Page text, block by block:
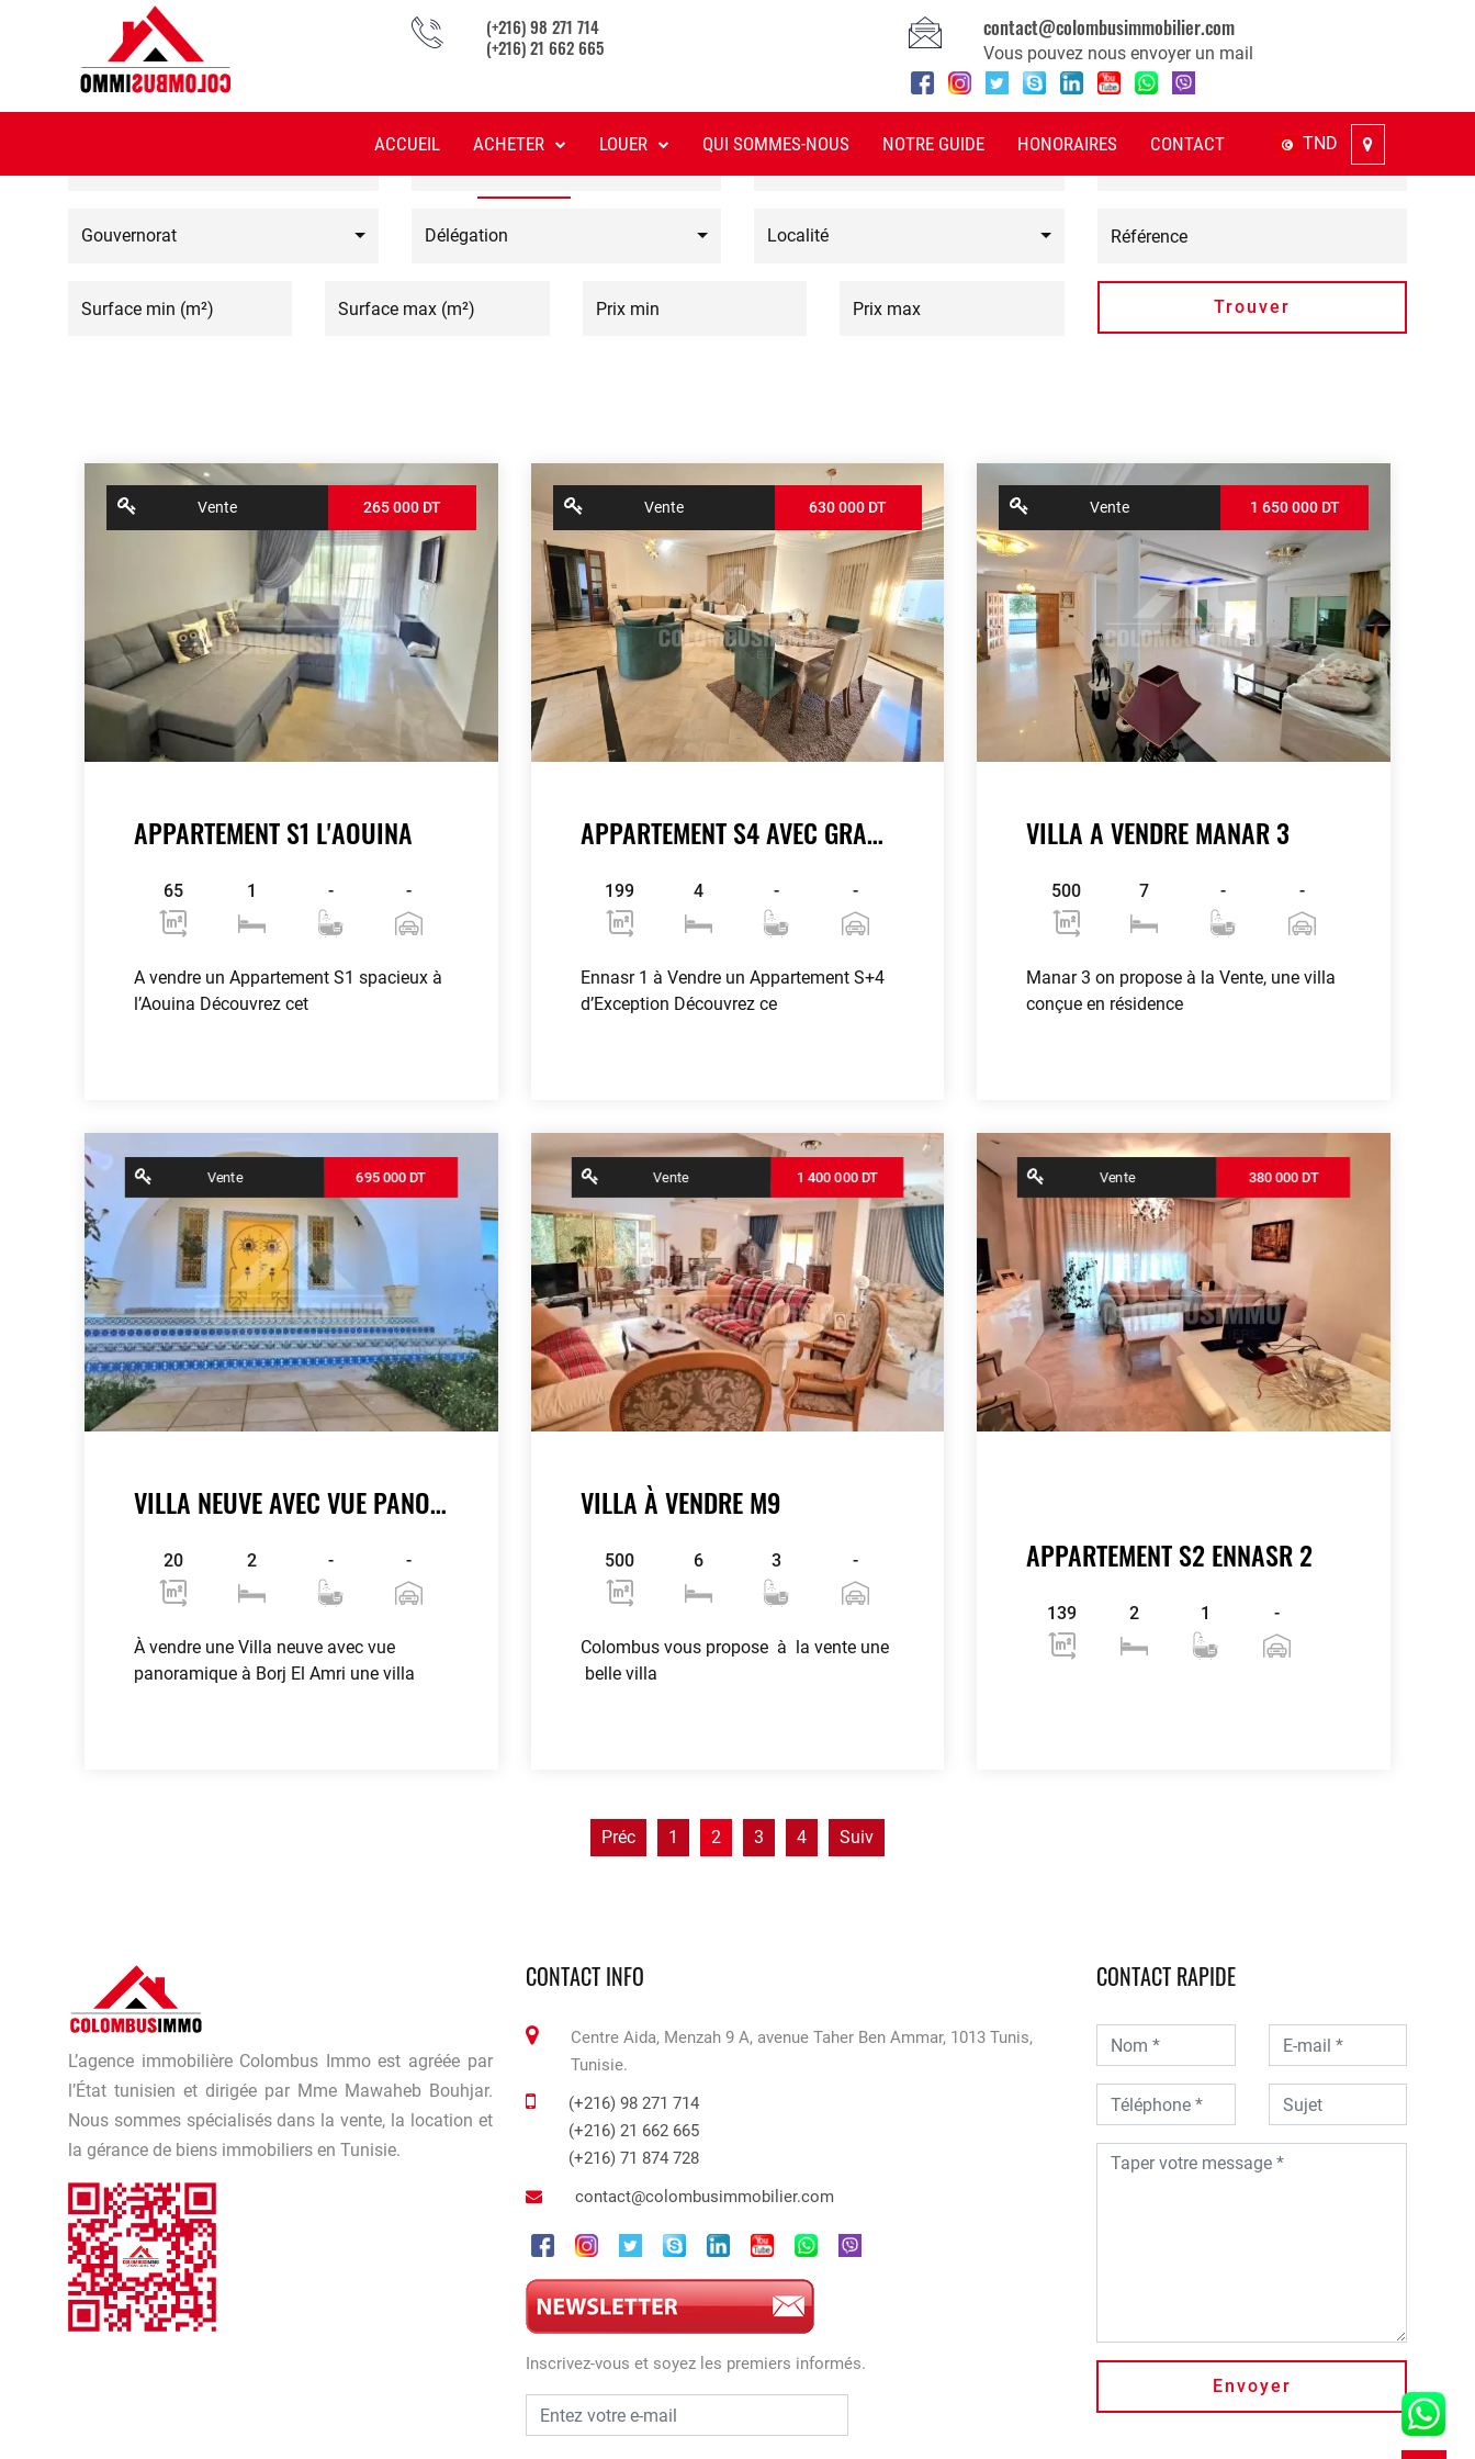
(+216) 98 271 714
(+216) 21 662 665
contact@colombusimmobilier.com
Vous pouvez nous envoyer un mail
ACCUEIL ACHETER LOUER QUI SOMMES-NOUS NOTRE GUIDE HONORAIRES CONTACT TND
LISTE DES BIENS À VENDRE
Gouvernorat Délégation Localité
Trouver
Vente 265 000 DT
APPARTEMENT S1 L'AOUINA
65 1 - -
A vendre un Appartement S1 spacieux à
l’Aouina Découvrez cet
Leaflet
| ©
OpenStreetMap
contributors
Vente 630 000 DT
APPARTEMENT S4 AVEC GRANDE TERRASSE
199 4 - -
Ennasr 1 à Vendre un Appartement S+4
d’Exception Découvrez ce
Vente 1 650 000 DT
VILLA A VENDRE MANAR 3
500 7 - -
Manar 3 on propose à la Vente, une villa
conçue en résidence
Leaflet
| ©
OpenStreetMap
contributors
Vente 695 000 DT
VILLA NEUVE AVEC VUE PANORAMIQUE À BORJ EL AMRI
20 2 - -
À vendre une Villa neuve avec vue
panoramique à Borj El Amri une villa
Vente 1 400 000 DT
VILLA À VENDRE M9
500 6 3 -
Colombus vous propose à la vente une
belle villa
Leaflet
| ©
OpenStreetMap
contributors
Vente 380 000 DT
APPARTEMENT S2 ENNASR 2
139 2 1 -
Préc 1 2 3 4 Suiv
L’agence immobilière Colombus Immo est agréée par
l’État tunisien et dirigée par Mme Mawaheb Bouhjar.
Nous sommes spécialisés dans la vente, la location et
la gérance de biens immobiliers en Tunisie.
CONTACT INFO
Centre Aida, Menzah 9 A, avenue Taher Ben Ammar, 1013 Tunis,
Tunisie.
(+216) 98 271 714
(+216) 21 662 665
(+216) 71 874 728
contact@colombusimmobilier.com
Inscrivez-vous et soyez les premiers informés.
CONTACT RAPIDE
Envoyer